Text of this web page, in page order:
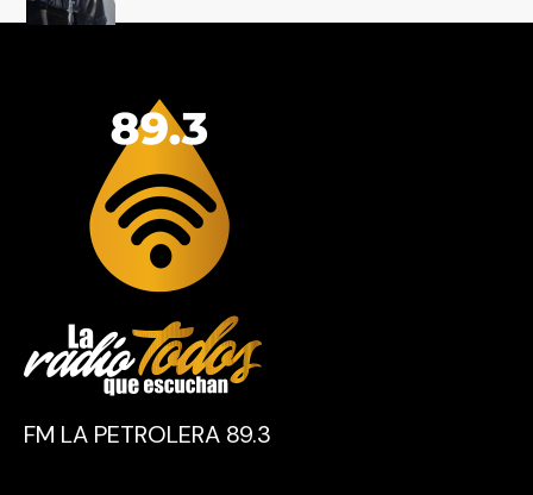
FM LA PETROLERA 89.3